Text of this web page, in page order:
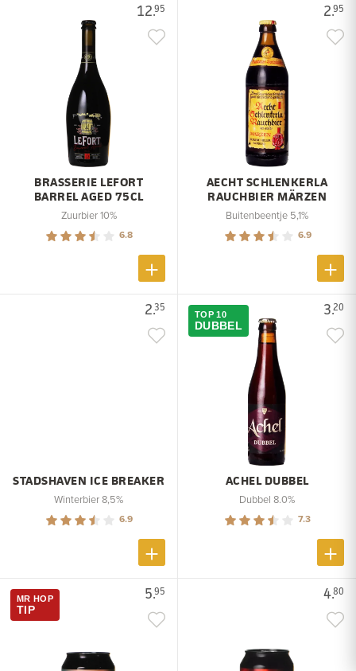
12.95
BRASSERIE LEFORT
BARREL AGED 75CL
Zuurbier 10%
6.8
2.95
AECHT SCHLENKERLA
RAUCHBIER MÄRZEN
Buitenbeentje 5,1%
6.9
2.35
STADSHAVEN ICE BREAKER
Winterbier 8,5%
6.9
3.20
TOP 10
DUBBEL
ACHEL DUBBEL
Dubbel 8.0%
7.3
5.95
MR HOP
TIP
4.80